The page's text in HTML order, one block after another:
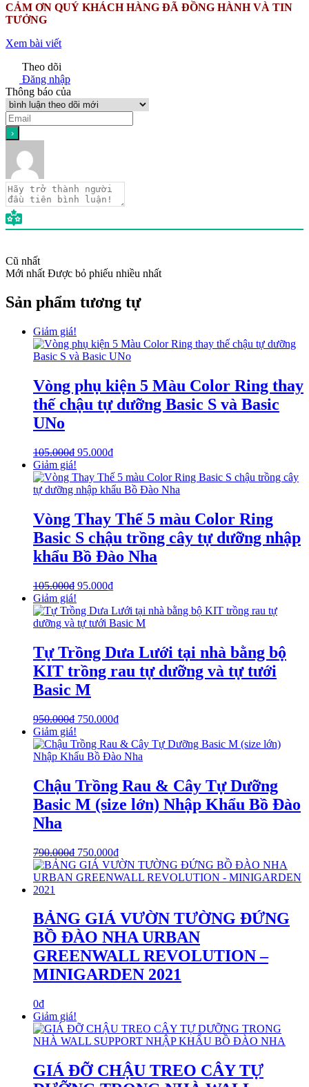
CẢM ƠN QUÝ KHÁCH HÀNG ĐÃ ĐỒNG HÀNH VÀ TIN
TƯỞNG
Xem bài viết
Theo dõi
Đăng nhập
Thông báo của
Cũ nhất
Mới nhất Được bỏ phiếu nhiều nhất
Sản phẩm tương tự
Giảm giá!
Vòng phụ kiện 5 Màu Color Ring thay
thế chậu tự dưỡng Basic S và Basic
UNo
105.000₫ 95.000₫
Giảm giá!
Vòng Thay Thế 5 màu Color Ring
Basic S chậu trồng cây tự dưỡng nhập
khẩu Bồ Đào Nha
105.000₫ 95.000₫
Giảm giá!
Tự Trồng Dưa Lưới tại nhà bằng bộ
KIT trồng rau tự dưỡng và tự tưới
Basic M
950.000₫ 750.000₫
Giảm giá!
Chậu Trồng Rau & Cây Tự Dưỡng
Basic M (size lớn) Nhập Khẩu Bồ Đào
Nha
790.000₫ 750.000₫
BẢNG GIÁ VƯỜN TƯỜNG ĐỨNG
BỒ ĐÀO NHA URBAN
GREENWALL REVOLUTION –
MINIGARDEN 2021
0₫
Giảm giá!
GIÁ ĐỠ CHẬU TREO CÂY TỰ